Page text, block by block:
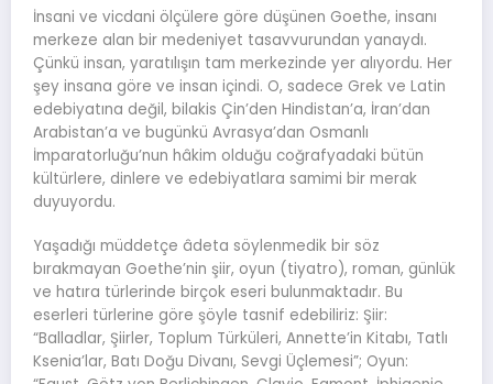
İnsani ve vicdani ölçülere göre düşünen Goethe, insanı
merkeze alan bir medeniyet tasavvurundan yanaydı.
Çünkü insan, yaratılışın tam merkezinde yer alıyordu. Her
şey insana göre ve insan içindi. O, sadece Grek ve Latin
edebiyatına değil, bilakis Çin’den Hindistan’a, İran’dan
Arabistan’a ve bugünkü Avrasya’dan Osmanlı
İmparatorluğu’nun hâkim olduğu coğrafyadaki bütün
kültürlere, dinlere ve edebiyatlara samimi bir merak
duyuyordu.
Yaşadığı müddetçe âdeta söylenmedik bir söz
bırakmayan Goethe’nin şiir, oyun (tiyatro), roman, günlük
ve hatıra türlerinde birçok eseri bulunmaktadır. Bu
eserleri türlerine göre şöyle tasnif edebiliriz: Şiir:
“Balladlar, Şiirler, Toplum Türküleri, Annette’in Kitabı, Tatlı
Ksenia’lar, Batı Doğu Divanı, Sevgi Üçlemesi”; Oyun: